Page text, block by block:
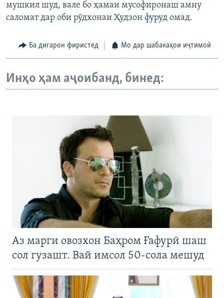
мушкил шуд, вале бо ҳамаи мусофиронаш амну
саломат дар оби рӯдхонаи Ҳудзон фуруд омад.
Ба дигарон фиристед Мо дар шабакаҳои иҷтимоӣ
Инҳо ҳам аҷоибанд, бинед:
Аз марги овозхон Баҳром Ғафурӣ шаш
сол гузашт. Вай имсол 50-сола мешуд